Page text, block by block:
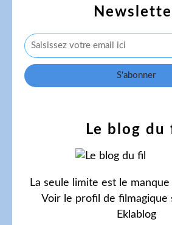
Le blog du
La seule limite est le
Voir le profil de filmagique
Eklablog